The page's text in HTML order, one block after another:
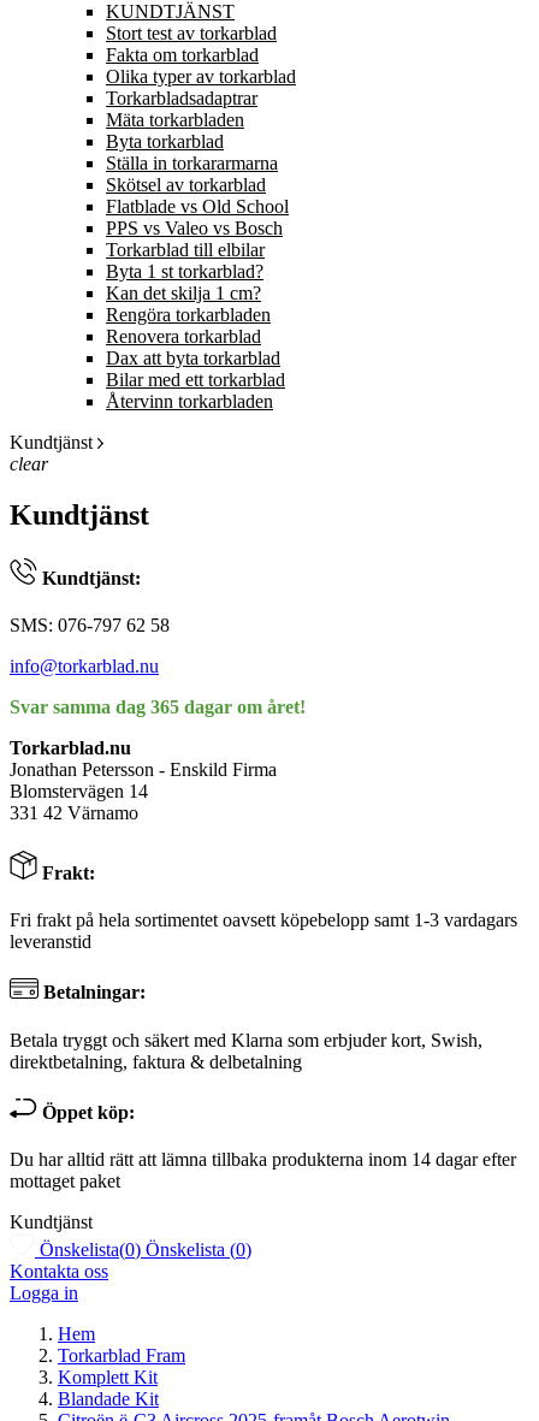
KUNDTJÄNST
Stort test av torkarblad
Fakta om torkarblad
Olika typer av torkarblad
Torkarbladsadaptrar
Mäta torkarbladen
Byta torkarblad
Ställa in torkararmarna
Skötsel av torkarblad
Flatblade vs Old School
PPS vs Valeo vs Bosch
Torkarblad till elbilar
Byta 1 st torkarblad?
Kan det skilja 1 cm?
Rengöra torkarbladen
Renovera torkarblad
Dax att byta torkarblad
Bilar med ett torkarblad
Återvinn torkarbladen
Kundtjänst
clear
Kundtjänst
Kundtjänst:
SMS: 076-797 62 58
info@torkarblad.nu
Svar samma dag 365 dagar om året!
Torkarblad.nu
Jonathan Petersson - Enskild Firma
Blomstervägen 14
331 42 Värnamo
Frakt:
Fri frakt på hela sortimentet oavsett köpebelopp samt 1-3 vardagars
leveranstid
Betalningar:
Betala tryggt och säkert med Klarna som erbjuder kort, Swish,
direktbetalning, faktura & delbetalning
Öppet köp:
Du har alltid rätt att lämna tillbaka produkterna inom 14 dagar efter
mottaget paket
Kundtjänst
Önskelista(0) Önskelista (0)
Kontakta oss
Logga in
Hem
Torkarblad Fram
Komplett Kit
Blandade Kit